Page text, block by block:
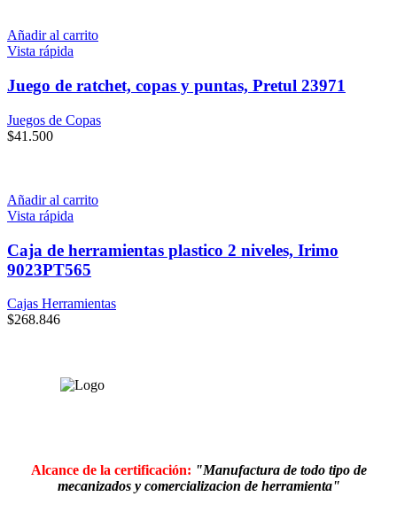
Añadir al carrito
Vista rápida
Juego de ratchet, copas y puntas, Pretul 23971
Juegos de Copas
$41.500
Añadir al carrito
Vista rápida
Caja de herramientas plastico 2 niveles, Irimo
9023PT565
Cajas Herramientas
$268.846
Alcance de la certificación: "Manufactura de todo tipo de
mecanizados y comercializacion de herramienta"